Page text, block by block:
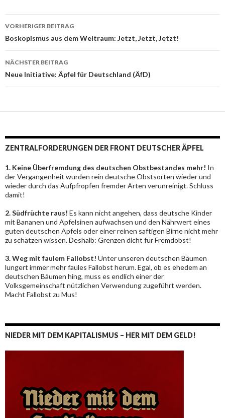
Beitragsnavigation
VORHERIGER BEITRAG
Boskopismus aus dem Weltraum: Jetzt, Jetzt, Jetzt!
NÄCHSTER BEITRAG
Neue Initiative: Äpfel für Deutschland (ÄfD)
ZENTRALFORDERUNGEN DER FRONT DEUTSCHER ÄPFEL
1. Keine Überfremdung des deutschen Obstbestandes mehr! In
der Vergangenheit wurden rein deutsche Obstsorten wieder und
wieder durch das Aufpfropfen fremder Arten verunreinigt. Schluss
damit!
2. Südfrüchte raus! Es kann nicht angehen, dass deutsche Kinder
mit Bananen und Apfelsinen aufwachsen und den Nährwert eines
guten deutschen Apfels oder einer reinen saftigen Birne nicht mehr
zu schätzen wissen. Deshalb: Grenzen dicht für Fremdobst!
3. Weg mit faulem Fallobst! Unter unseren deutschen Bäumen
lungert immer mehr faules Fallobst herum. Egal, ob es ehedem an
deutschen Bäumen hing, muss es endlich einer der
Volksgemeinschaft nützlichen Verwendung zugeführt werden.
Macht Fallobst zu Mus!
NIEDER MIT DEM KAPITALISMUS – HER MIT DEM GELD!